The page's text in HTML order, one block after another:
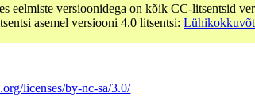
eelmiste versioonidega on kõik CC-litsentsid
asemel versiooni 4.0 litsentsi:
licenses/by-nc-sa/3.0/